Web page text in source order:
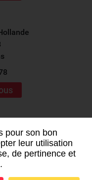
pour son bon
leur utilisation
de pertinence et
!